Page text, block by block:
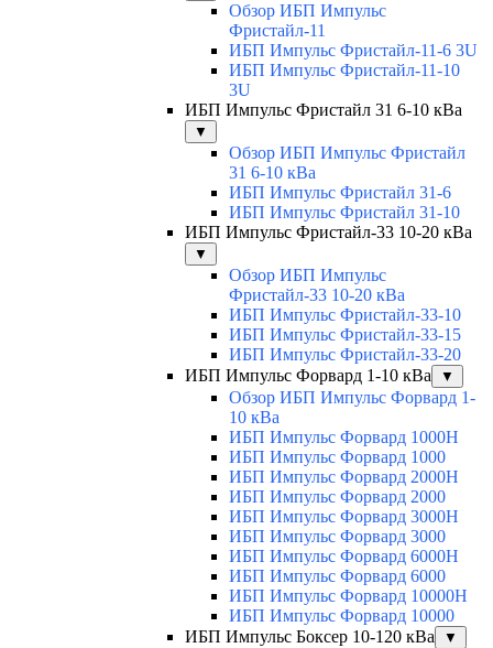
Обзор ИБП Импульс
Фристайл-11
ИБП Импульс Фристайл-11-6 3U
ИБП Импульс Фристайл-11-10
3U
ИБП Импульс Фристайл 31 6-10 кВа
▼
Обзор ИБП Импульс Фристайл
31 6-10 кВа
ИБП Импульс Фристайл 31-6
ИБП Импульс Фристайл 31-10
ИБП Импульс Фристайл-33 10-20 кВа
▼
Обзор ИБП Импульс
Фристайл-33 10-20 кВа
ИБП Импульс Фристайл-33-10
ИБП Импульс Фристайл-33-15
ИБП Импульс Фристайл-33-20
ИБП Импульс Форвард 1-10 кВа
▼
Обзор ИБП Импульс Форвард 1-
10 кВа
ИБП Импульс Форвард 1000H
ИБП Импульс Форвард 1000
ИБП Импульс Форвард 2000H
ИБП Импульс Форвард 2000
ИБП Импульс Форвард 3000H
ИБП Импульс Форвард 3000
ИБП Импульс Форвард 6000H
ИБП Импульс Форвард 6000
ИБП Импульс Форвард 10000H
ИБП Импульс Форвард 10000
ИБП Импульс Боксер 10-120 кВа
▼